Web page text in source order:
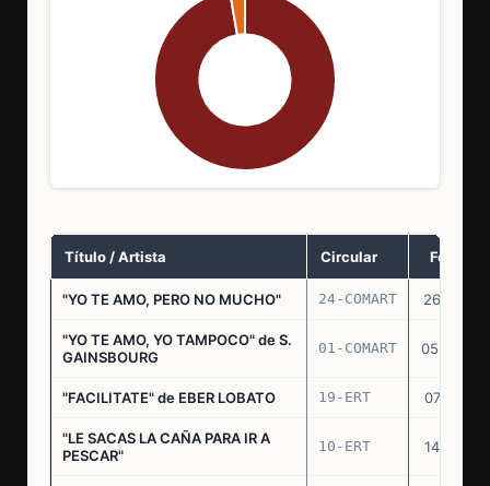
Título / Artista Circular Fecha
"YO TE AMO, PERO NO MUCHO" 24-COMART 26.11.69
"YO TE AMO, YO TAMPOCO" de S.
GAINSBOURG
01-COMART 05.02.70
"FACILITATE" de EBER LOBATO 19-ERT 07.10.70
"LE SACAS LA CAÑA PARA IR A
PESCAR"
10-ERT 14.07.71